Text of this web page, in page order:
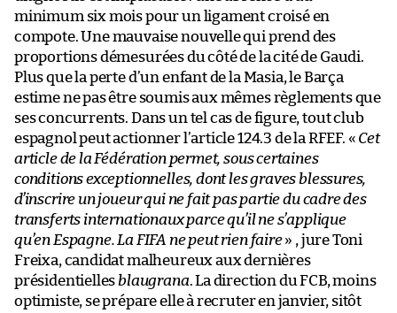
minimum six mois pour un ligament croisé en
compote. Une mauvaise nouvelle qui prend des
proportions démesurées du côté de la cité de Gaudi.
Plus que la perte d’un enfant de la Masia, le Barça
estime ne pas être soumis aux mêmes règlements que
ses concurrents. Dans un tel cas de figure, tout club
espagnol peut actionner l’article 124.3 de la RFEF. « Cet
article de la Fédération permet, sous certaines
conditions exceptionnelles, dont les graves blessures,
d’inscrire un joueur qui ne fait pas partie du cadre des
transferts internationaux parce qu’il ne s’applique
qu’en Espagne. La FIFA ne peut rien faire» , jure Toni
Freixa, candidat malheureux aux dernières
présidentiellesblaugrana. La direction du FCB, moins
optimiste, se prépare elle à recruter en janvier, sitôt